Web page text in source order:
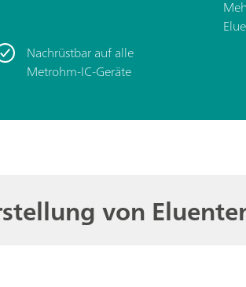
Nachrüstbar auf alle
Metrohm-IC-Geräte
von